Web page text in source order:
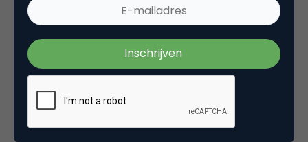
ligt, maar ik ken personen die er 600 bijhouden.
22 maart 2005 om 18:41